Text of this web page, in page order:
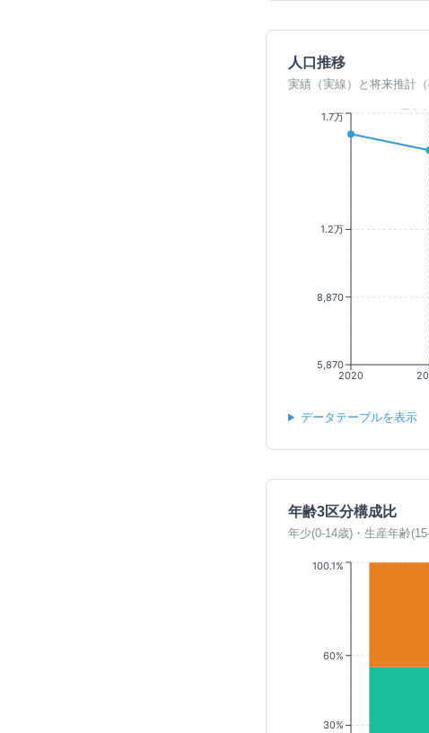
人口推移
実績（実線）と将来推計（
2020
5,870
8,870
1.2万
1.7万
データテーブルを表示
年齢3区分構成比
年少(0-14歳)・生産年齢
30%
60%
100.1%